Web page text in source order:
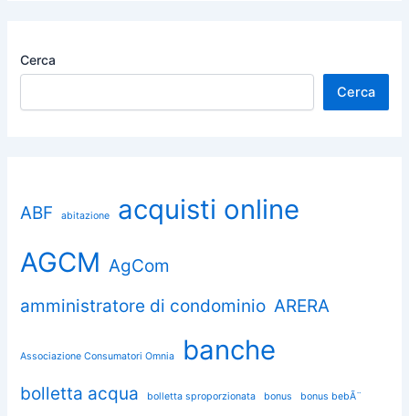
Cerca
Cerca
ABF abitazione
acquisti online
AGCM AgCom
amministratore di condominio ARERA
Associazione Consumatori Omnia banche
bolletta acqua bolletta sproporzionata bonus bonus bebÃ¨